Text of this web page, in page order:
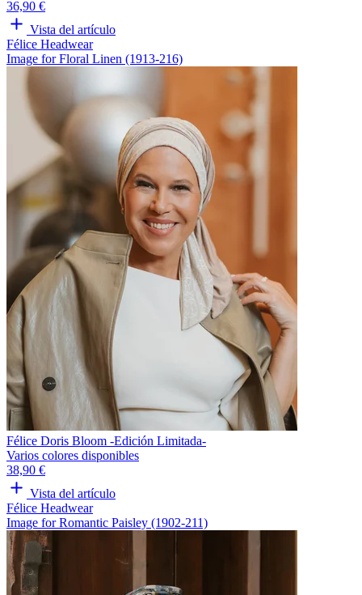
36,90 €
Vista del artículo
Félice Headwear
Image for Floral Linen (1913-216)
Félice Doris Bloom -Edición Limitada-
Varios colores disponibles
38,90 €
Vista del artículo
Félice Headwear
Image for Romantic Paisley (1902-211)